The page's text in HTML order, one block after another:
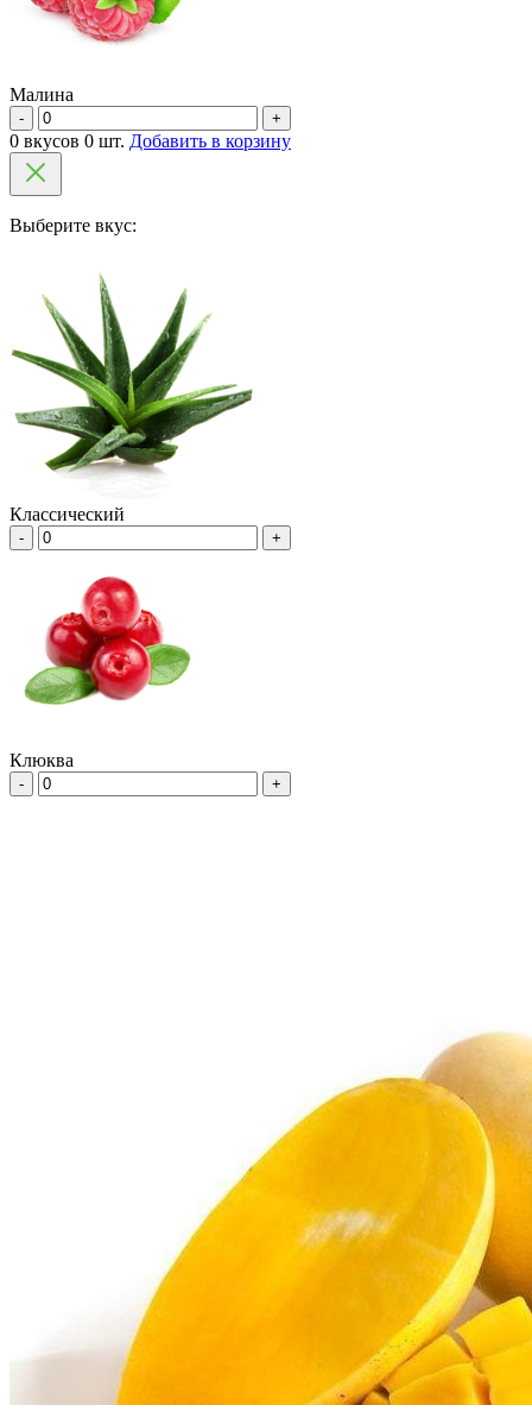
Малина
- +
0 вкусов 0 шт. Добавить в корзину
Выберите вкус:
Классический
- +
Клюква
- +